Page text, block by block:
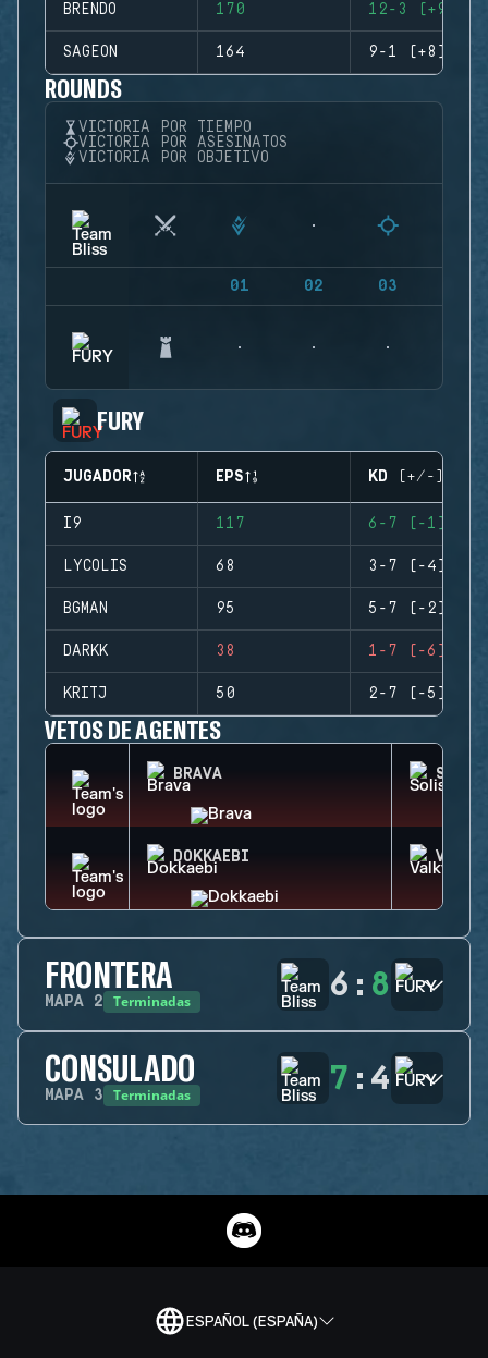
BRENDO 170 12-3 (+9)
SAGEON 164 9-1 (+8)
ROUNDS
VICTORIA POR TIEMPO
VICTORIA POR ASESINATOS
VICTORIA POR OBJETIVO
01 02 03
FURY
JUGADOR EPS KD (+/-)
I9 117 6-7 (-1)
LYCOLIS 68 3-7 (-4)
BGMAN 95 5-7 (-2)
DARKK 38 1-7 (-6)
KRITJ 50 2-7 (-5)
VETOS DE AGENTES
BRAVA SOLIS
DOKKAEBI
FRONTERA
MAPA 2 Terminadas 6 : 8
CONSULADO
MAPA 3 Terminadas 7 : 4
ESPAÑOL (ESPAÑA)